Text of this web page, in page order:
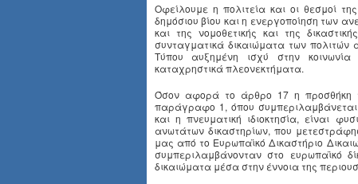
Οφείλουμε η πολιτεία και οι θεσμοί
δημόσιου βίου και η ενεργοποίηση των
και της νομοθετικής και της
συνταγματικά δικαιώματα των πολιτών
Τύπου αυξημένη ισχύ στην
καταχρηστικά πλεονεκτήματα.
Όσον αφορά το άρθρο 17 η προσθήκη
παράγραφο 1, όπου συμπεριλαμβάνεται
και η πνευματική ιδιοκτησία, είναι
ανωτάτων δικαστηρίων, που
μας από το Ευρωπαϊκό Δικαστήριο
συμπεριλαμβάνονταν στο ευρωπαϊκό
δικαιώματα μέσα στην έννοια της